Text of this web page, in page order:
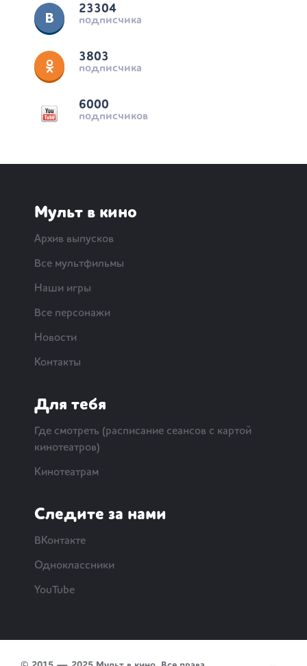
23304
подписчика
3803
подписчика
6000
подписчиков
Мульт в кино
Архив выпусков
Все мультфильмы
Наши игры
Все персонажи
Новости
Контакты
Для тебя
Где смотреть (расписание сеансов с картой
кинотеатров)
Кинотеатрам
Следите за нами
ВКонтакте
Одноклассники
YouTube